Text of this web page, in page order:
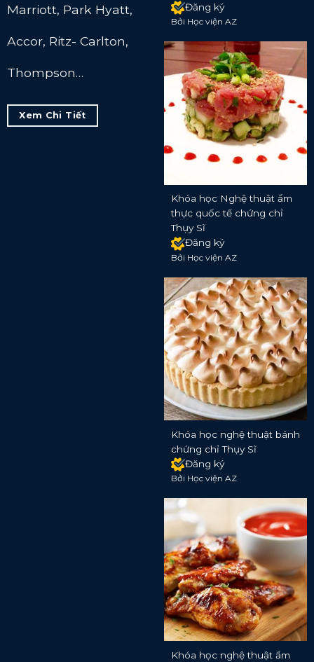
Marriott, Park Hyatt,
Accor, Ritz- Carlton,
Thompson…
Xem Chi Tiết
Đăng ký
Bởi Học viện AZ
Khóa học Nghệ thuật ẩm
thực quốc tế chứng chỉ
Thụy Sĩ
Đăng ký
Bởi Học viện AZ
Khóa học nghệ thuật bánh
chứng chỉ Thụy Sĩ
Đăng ký
Bởi Học viện AZ
Khóa học nghệ thuật ẩm